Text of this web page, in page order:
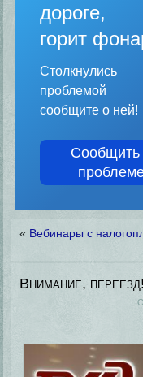
горит
сообщите о ней!
Сообщить
« Вебинары с
Внимание, переезд!